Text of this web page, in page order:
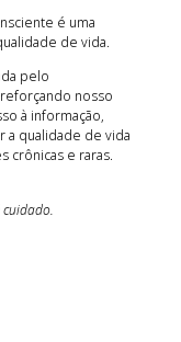
é uma
de vida.
pelo
nosso
à informação,
qualidade de vida
crônicas e raras.